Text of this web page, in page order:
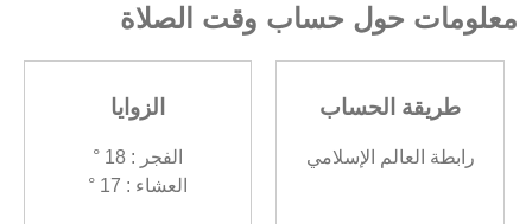
معلومات حول حساب وقت الصلاة
طريقة الحساب
رابطة العالم الإسلامي
الزوايا
الفجر : 18 °
العشاء : 17 °